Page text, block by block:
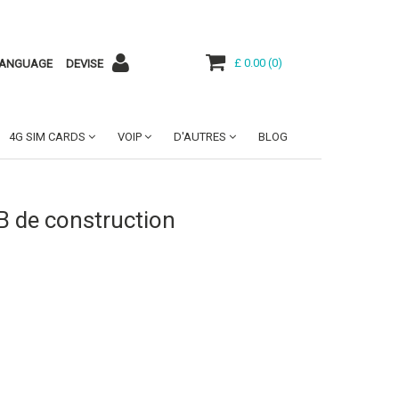
DEVISE £ 0.00 (0)
4G SIM CARDS VOIP D'AUTRES BLOG
de construction